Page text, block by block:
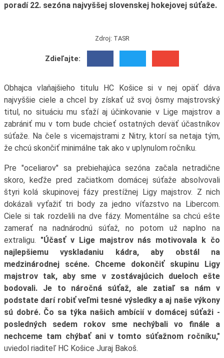
poradí 22. sezóna najvyššej slovenskej hokejovej súťaže.
Zdroj: TASR
Zdieľajte:
Obhajca vlaňajšieho titulu HC Košice si v nej opäť dáva
najvyššie ciele a chcel by získať už svoj ôsmy majstrovský
titul, no situáciu mu sťaží aj účinkovanie v Lige majstrov a
zabrániť mu v tom bude chcieť ostatných deväť účastníkov
súťaže. Na čele s vicemajstrami z Nitry, ktorí sa netaja tým,
že chcú skončiť minimálne tak ako v uplynulom ročníku.
Pre "oceliarov" sa prebiehajúca sezóna začala netradične
skoro, keďže pred začiatkom domácej súťaže absolvovali
štyri kolá skupinovej fázy prestížnej Ligy majstrov. Z nich
dokázali vyťažiť tri body za jedno víťazstvo na Libercom.
Ciele si tak rozdelili na dve fázy. Momentálne sa chcú ešte
zamerať na nadnárodnú súťaž, no potom už naplno na
extraligu. "Účasť v Lige majstrov nás motivovala k čo
najlepšiemu vyskladaniu kádra, aby obstál na
medzinárodnej scéne. Chceme dokončiť skupinu Ligy
majstrov tak, aby sme v zostávajúcich dueloch ešte
bodovali. Je to náročná súťaž, ale zatiaľ sa nám v
podstate darí robiť veľmi tesné výsledky a aj naše výkony
sú dobré. Čo sa týka našich ambícií v domácej súťaži -
posledných sedem rokov sme nechýbali vo finále a
nechceme tam chýbať ani v tomto súťažnom ročníku,"
uviedol riaditeľ HC Košice Juraj Bakoš.